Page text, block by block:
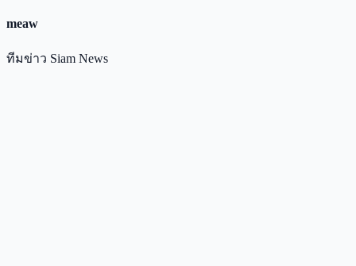
meaw
ทีมข่าว Siam News